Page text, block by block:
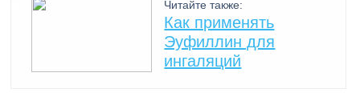
Читайте также:
Как применять
Эуфиллин для
ингаляций